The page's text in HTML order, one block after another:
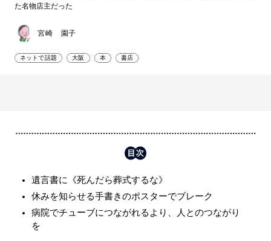
た名物店主だった
宮崎 園子
ネットで話題 大阪 本 書店
遺言書に《死んだら葬式するな》
休みを知らせる手書きのポスターでブレーク
病院でチューブにつながれるより、人とのつながり
を